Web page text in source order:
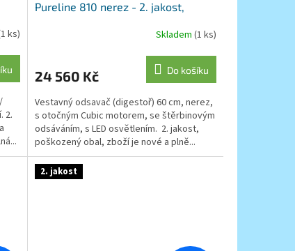
ks)
2.
Pureline 810 nerez - 2. jakost,
Skladem (1 ks)
24 560 Kč Do košíku
Vestavný odsavač (digestoř) 60 cm, nerez,
s otočným Cubic motorem, se štěrbinovým
odsáváním, s LED osvětlením. 2. jakost,
poškozený obal, zboží je nové a plně...
2. jakost